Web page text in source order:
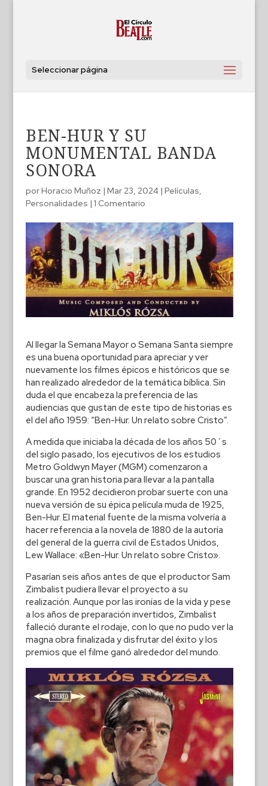
Seleccionar página
BEN-HUR Y SU
MONUMENTAL BANDA
SONORA
porHoracio Muñoz | Mar 23, 2024| Películas,
Personalidades | 1 Comentario
Al llegar la Semana Mayor o Semana Santa siempre
es una buena oportunidad para apreciar y ver
nuevamente los filmes épicos e históricos que se
han realizado alrededor de la temática bíblica. Sin
duda el que encabeza la preferencia de las
audiencias que gustan de este tipo de historias es
el del año 1959: “Ben-Hur. Un relato sobre Cristo”.
A medida que iniciaba la década de los años 50´s
del siglo pasado, los ejecutivos de los estudios
Metro Goldwyn Mayer (MGM) comenzaron a
buscar una gran historia para llevar a la pantalla
grande. En 1952 decidieron probar suerte con una
nueva versión de su épica película muda de 1925,
Ben-Hur. El material fuente de la misma volvería a
hacer referencia a la novela de 1880 de la autoría
del general de la guerra civil de Estados Unidos,
Lew Wallace: «Ben-Hur. Un relato sobre Cristo».
Pasarían seis años antes de que el productor Sam
Zimbalist pudiera llevar el proyecto a su
realización. Aunque por las ironías de la vida y pese
a los años de preparación invertidos, Zimbalist
falleció durante el rodaje, con lo que no pudo ver la
magna obra finalizada y disfrutar del éxito y los
premios que el filme ganó alrededor del mundo.